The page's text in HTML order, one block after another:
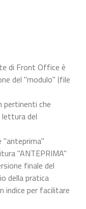
di Front Office è
del "modulo" (file
pertinenti che
del
"anteprima"
"ANTEPRIMA"
finale del
della pratica
indice per facilitare